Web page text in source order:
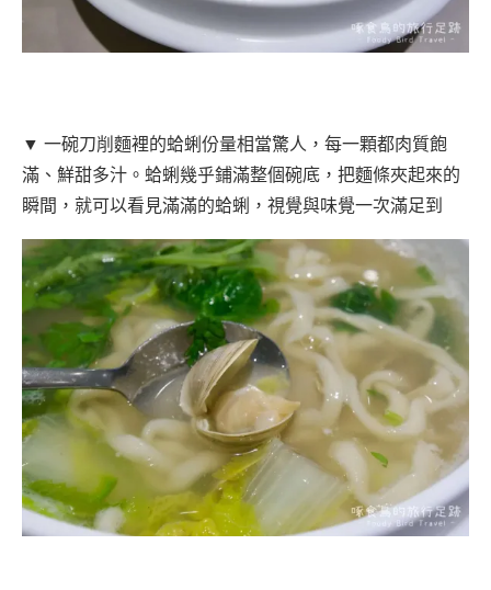
▼ 一碗刀削麵裡的蛤蜊份量相當驚人，每一顆都肉質飽
滿、鮮甜多汁。蛤蜊幾乎鋪滿整個碗底，把麵條夾起來的
瞬間，就可以看見滿滿的蛤蜊，視覺與味覺一次滿足到